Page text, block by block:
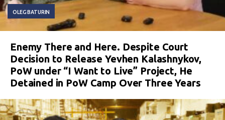
OLEG BATURIN
Enemy There and Here. Despite Court
Decision to Release Yevhen Kalashnykov,
PoW under “I Want to Live” Project, He
Detained in PoW Camp Over Three Years